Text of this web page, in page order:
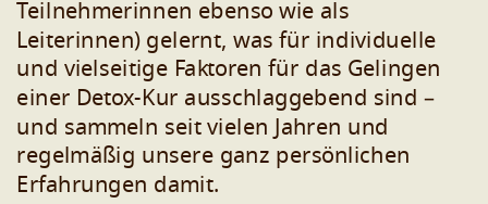
Teilnehmerinnen ebenso wie als
Leiterinnen) gelernt, was für individuelle
und vielseitige Faktoren für das Gelingen
einer Detox-Kur ausschlaggebend sind –
und sammeln seit vielen Jahren und
regelmäßig unsere ganz persönlichen
Erfahrungen damit.